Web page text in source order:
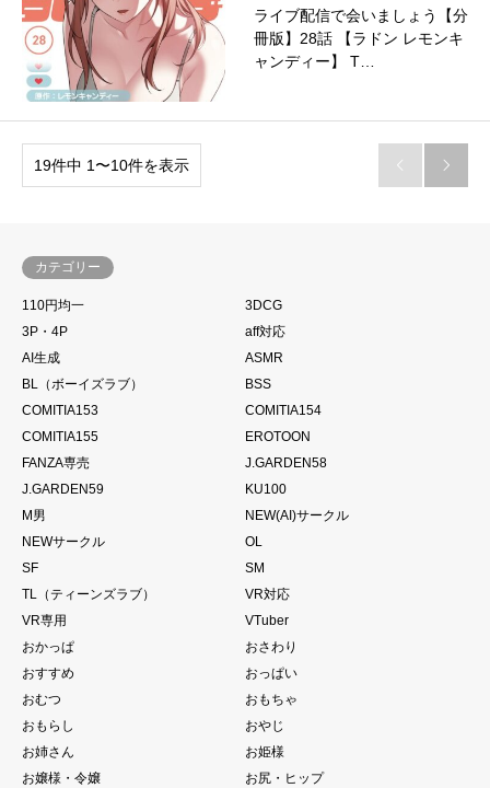
ライブ配信で会いましょう【分
冊版】28話 【ラドン レモンキ
ャンディー】 T…
19件中 1〜10件を表示  
カテゴリー
110円均一
3DCG
3P・4P
aff対応
AI生成
ASMR
BL（ボーイズラブ）
BSS
COMITIA153
COMITIA154
COMITIA155
EROTOON
FANZA専売
J.GARDEN58
J.GARDEN59
KU100
M男
NEW(AI)サークル
NEWサークル
OL
SF
SM
TL（ティーンズラブ）
VR対応
VR専用
VTuber
おかっぱ
おさわり
おすすめ
おっぱい
おむつ
おもちゃ
おもらし
おやじ
お姉さん
お姫様
お嬢様・令嬢
お尻・ヒップ